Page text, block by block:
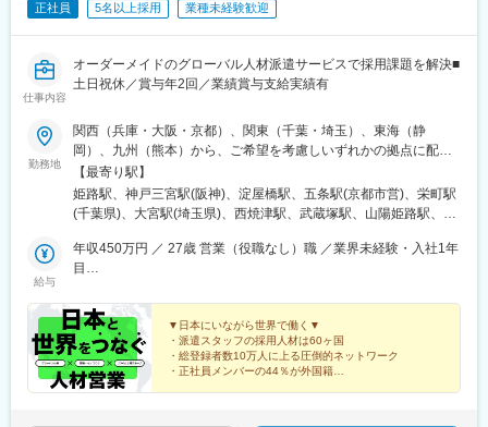
県)、南浦和駅、さいたま新都心駅、北浦和駅、浦和駅、和光市
波駅、淀屋橋駅、渡辺橋駅、長居駅(阪和線)、沢ノ町駅、我孫子町
駅、平林駅(大阪府)、中ふ頭駅、ポートタウン東駅、トレードセン
ば駅(南海線)、天満橋駅、長堀橋駅、谷町六丁目駅、谷町四丁目
駅、大阪ビジネスパーク駅、心斎橋駅、松屋町駅、堺筋本町駅、
門真南駅、横堤駅、矢田駅(大阪府)、東部市場前駅、今川駅(大阪
府)、出戸駅、中津駅(大阪府・阪急線)、なにわ橋駅、天満駅、中
津駅(地下鉄)、中崎町駅、扇町駅(大阪府)、西梅田駅、大阪梅田駅
比野駅(名古屋市営)、伏屋駅、稲永駅、笠寺駅、左京山駅、上社
駅、武蔵小杉駅、中野駅(東京都)、大門駅(東京都)、西日暮里駅、
駅、四ツ谷駅、あざみ野駅、湘南台駅、日吉駅(神奈川県)、溝の口
駅、藤沢本町駅、長津田駅、登戸駅、戸塚駅、海老名駅(相模線)、
大和駅(神奈川県)、菊名駅、大船駅、橋本駅(神奈川県)、上大岡
駅、中央林間駅、センター南駅、川崎駅、幕張本郷駅、稲毛駅、
千葉駅、新松戸駅、浦安駅(千葉県)、北習志野駅、京成船橋駅、京
正社員 5名以上採用 業種未経験歓迎
仕事内容
オーダーメイドのグローバル人材派遣サービスで採用課題を解決■
土日祝休／賞与年2回／業績賞与支給実績有
勤務地
関西（兵庫・大阪・京都）、関東（千葉・埼玉）、東海（静
岡）、九州（熊本）から、ご希望を考慮しいずれかの拠点に配属
します。■関西・姫路本社：兵庫県姫路市豊沢町137 2F・三宮支
店：兵庫県神戸市中央区磯辺通3-2-11 6F・大阪営業所：大阪市
中央区平野町2-5-8 3F・京都営業所：京都市下京区五条通室町東
2F・大宮支店：埼玉県さいたま市大宮区宮町3-11-4 7F■東海・
静岡支店：静岡県焼津市黒石2丁目1番地の11 2F■九州・熊本支
【最寄り駅】
姫路駅、神戸三宮駅(阪神)、淀屋橋駅、五条駅(京都市営)、栄町駅
(千葉県)、大宮駅(埼玉県)、西焼津駅、武蔵塚駅、山陽姫路駅、な
葉中央駅
給与
年収450万円 ／ 27歳 営業（役職なし）職 ／業界未経験・入社1年
目
目
▼日本にいながら世界で働く▼
・派遣スタッフの採用人材は60ヶ国
・総登録者数10万人に上る圧倒的ネットワーク
・正社員メンバーの44％が外国籍